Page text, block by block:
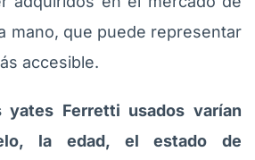
mano, que puede representar
accesible.
Ferretti usados varían
la edad, el estado de